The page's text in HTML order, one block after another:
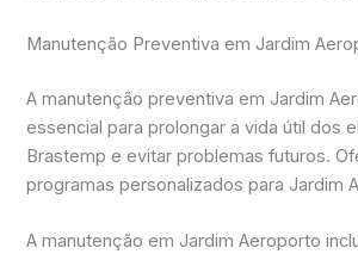
Manutenção Preventiva em Jardim
A manutenção preventiva em Jardim
essencial para prolongar a vida útil dos
Brastemp e evitar problemas futuros.
programas personalizados para Jardim
A manutenção em Jardim Aeroporto